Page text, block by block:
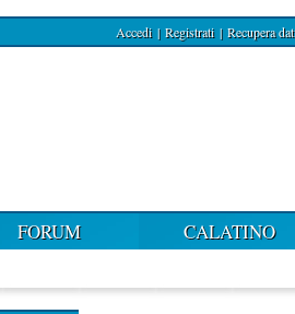
Accedi | Registrati | Recupera
FORUM CALATINO